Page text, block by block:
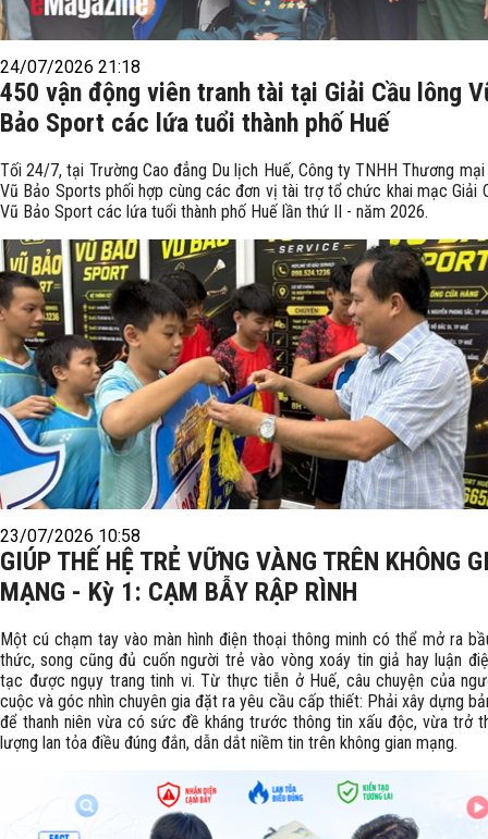
24/07/2026 21:18
450 vận động viên tranh tài tại Giải Cầu lông
Bảo Sport các lứa tuổi thành phố Huế
Tối 24/7, tại Trường Cao đẳng Du lịch Huế, Công ty TNHH Thương
Vũ Bảo Sports phối hợp cùng các đơn vị tài trợ tổ chức khai mạc Giải
Vũ Bảo Sport các lứa tuổi thành phố Huế lần thứ II - năm 2026.
23/07/2026 10:58
GIÚP THẾ HỆ TRẺ VỮNG VÀNG TRÊN KHÔNG
MẠNG - Kỳ 1: CẠM BẪY RẬP RÌNH
Một cú chạm tay vào màn hình điện thoại thông minh có thể mở ra
thức, song cũng đủ cuốn người trẻ vào vòng xoáy tin giả hay luận
tạc được ngụy trang tinh vi. Từ thực tiễn ở Huế, câu chuyện của
cuộc và góc nhìn chuyên gia đặt ra yêu cầu cấp thiết: Phải xây dựng
để thanh niên vừa có sức đề kháng trước thông tin xấu độc, vừa trở
lượng lan tỏa điều đúng đắn, dẫn dắt niềm tin trên không gian mạng.